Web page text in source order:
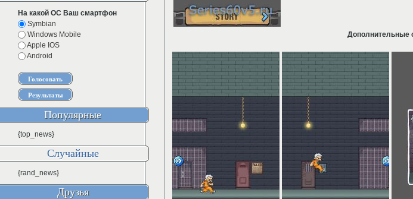
Дополнительные
На какой ОС Ваш смартфон
Symbian
Windows Mobile
Apple IOS
Android
Популярные
{top_news}
Случайные
{rand_news}
Друзья